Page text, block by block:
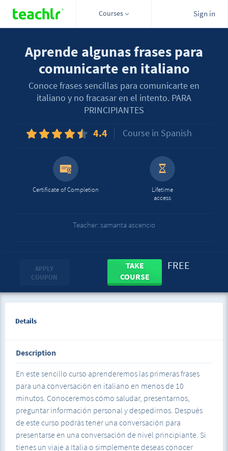
Courses Sign in
Aprende algunas frases para
comunicarte en italiano
Conoce frases sencillas para comunicarte en
italiano y no fracasar en el intento. PARA
PRINCIPIANTES
4.4 Course in Spanish
Certificate of Completion
Lifetime
access
Teacher: samanta ascencio
APPLY
COUPON
TAKE
COURSE
FREE
Details
Description
En este sencillo curso aprenderemos las primeras frases
para una conversación en italiano en menos de 10
minutos. Conoceremos cómo saludar, presentarnos,
preguntar información personal y despedirnos. Después
de este curso podrás tener una conversación para
presentarse en una conversación de nivel principiante. Si
tienes un viaje a Italia o simplemente deseas conocer